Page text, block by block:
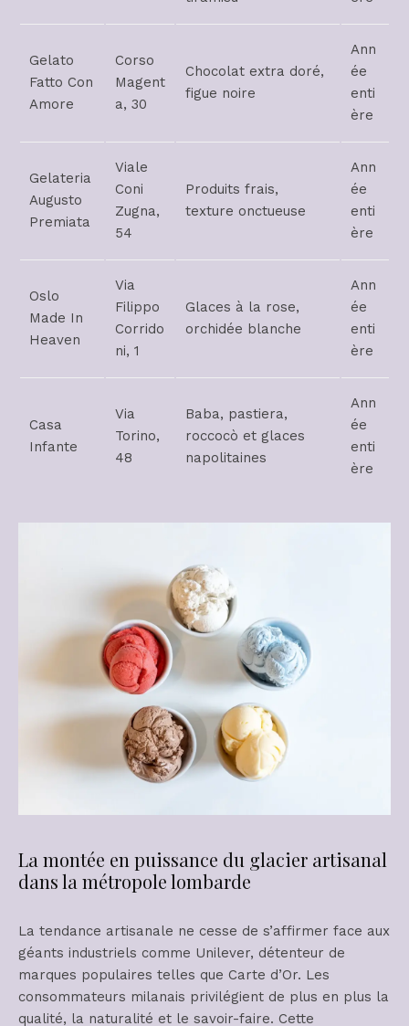
Gelato
Fatto Con
Amore
Corso
Magent
a, 30
Chocolat extra doré,
figue noire
Ann
ée
enti
ère
Gelateria
Augusto
Premiata
Viale
Coni
Zugna,
54
Produits frais,
texture onctueuse
Ann
ée
enti
ère
Oslo
Made In
Heaven
Via
Filippo
Corrido
ni, 1
Glaces à la rose,
orchidée blanche
Ann
ée
enti
ère
Casa
Infante
Via
Torino,
48
Baba, pastiera,
roccocò et glaces
napolitaines
Ann
ée
enti
ère
La montée en puissance du glacier artisanal
dans la métropole lombarde
La tendance artisanale ne cesse de s’affirmer face aux
géants industriels comme Unilever, détenteur de
marques populaires telles que Carte d’Or. Les
consommateurs milanais privilégient de plus en plus la
qualité, la naturalité et le savoir-faire. Cette